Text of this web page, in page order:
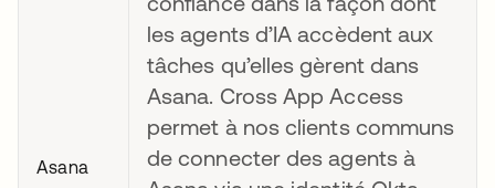
Asana
les agents d’IA accèdent aux
tâches qu’elles gèrent dans
Asana. Cross App Access
permet à nos clients communs
de connecter des agents à